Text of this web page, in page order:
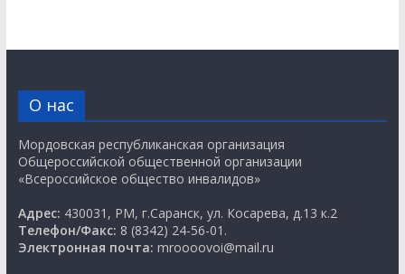
О нас
Мордовская республиканская организация
Общероссийской общественной организации
«Всероссийское общество инвалидов»
Адрес: 430031, РМ, г.Саранск, ул. Косарева, д.13 к.2
Телефон/Факс: 8 (8342) 24-56-01.
Электронная почта: mroooovoi@mail.ru